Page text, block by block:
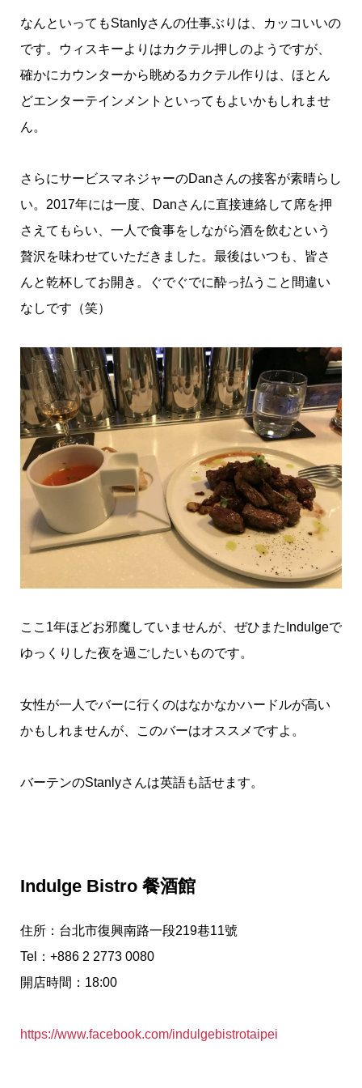
なんといってもStanlyさんの仕事ぶりは、カッコいいの
です。ウィスキーよりはカクテル押しのようですが、
確かにカウンターから眺めるカクテル作りは、ほとん
どエンターテインメントといってもよいかもしれませ
ん。
さらにサービスマネジャーのDanさんの接客が素晴らし
い。2017年には一度、Danさんに直接連絡して席を押
さえてもらい、一人で食事をしながら酒を飲むという
贅沢を味わせていただきました。最後はいつも、皆さ
んと乾杯してお開き。ぐでぐでに酔っ払うこと間違い
なしです（笑）
ここ1年ほどお邪魔していませんが、ぜひまたIndulgeで
ゆっくりした夜を過ごしたいものです。
女性が一人でバーに行くのはなかなかハードルが高い
かもしれませんが、このバーはオススメですよ。
バーテンのStanlyさんは英語も話せます。
Indulge Bistro 餐酒館
住所：台北市復興南路一段219巷11號
Tel：+886 2 2773 0080
開店時間：18:00
https://www.facebook.com/indulgebistrotaipei